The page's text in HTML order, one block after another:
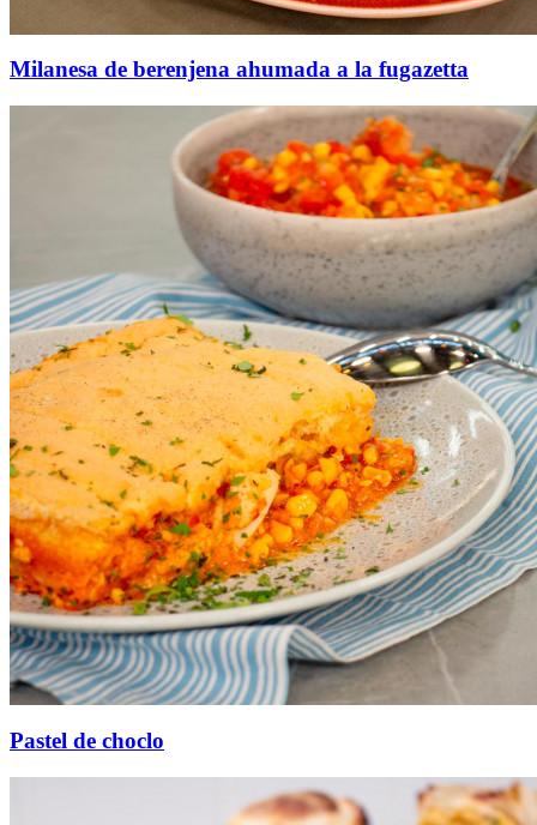
Milanesa de berenjena ahumada a la fugazetta
Pastel de choclo